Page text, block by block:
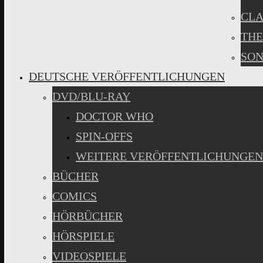
DEUTSCHE VERÖFFENTLICHUNGEN
DVD/BLU-RAY
DOCTOR WHO
SPIN-OFFS
WEITERE VERÖFFENTLICHUNGEN
BÜCHER
COMICS
HÖRBÜCHER
HÖRSPIELE
VIDEOSPIELE